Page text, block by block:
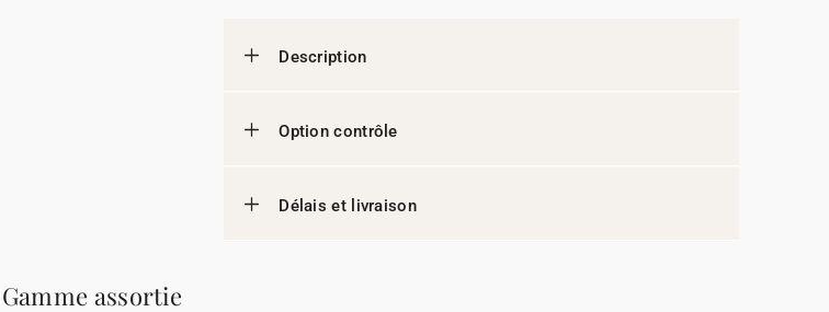
Description
Option contrôle
Délais et livraison
Gamme assortie